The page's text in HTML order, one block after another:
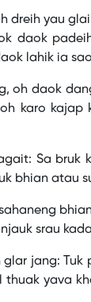
dreih yau
daok
lahik ia
oh daok
karo
Sa bruk
bhian atau
srau
jang:
yava